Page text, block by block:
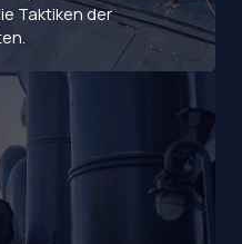
Taktiken der